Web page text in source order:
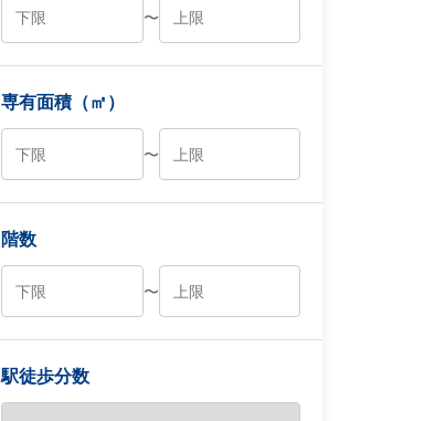
〜
専有面積（㎡）
〜
階数
〜
駅徒歩分数